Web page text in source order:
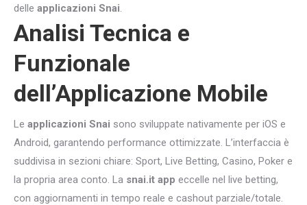
delle applicazioni Snai.
Analisi Tecnica e
Funzionale
dell’Applicazione Mobile
Le applicazioni Snai sono sviluppate nativamente per iOS e
Android, garantendo performance ottimizzate. L’interfaccia è
suddivisa in sezioni chiare: Sport, Live Betting, Casino, Poker e
la propria area conto. La snai.it app eccelle nel live betting,
con aggiornamenti in tempo reale e cashout parziale/totale.